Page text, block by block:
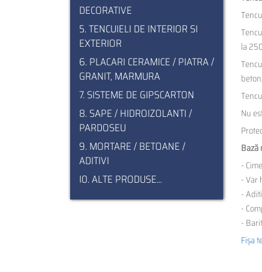
DECORATIVE
5. TENCUIELI DE INTERIOR SI
EXTERIOR
6. PLACARI CERAMICE / PIATRA /
GRANIT, MARMURA
7. SISTEME DE GIPSCARTON
8. SAPE / HIDROIZOLANTI /
PARDOSEU
9. MORTARE / BETOANE /
ADITIVI
I0. ALTE PRODUSE...
la
Nu
Bază
-
- Var
-
-
-
Fișa